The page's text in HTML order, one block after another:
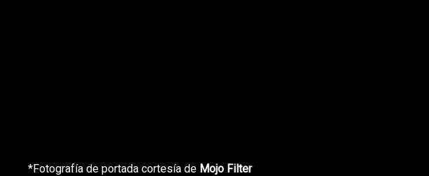
*Fotografía de portada cortesía de Mojo Filter